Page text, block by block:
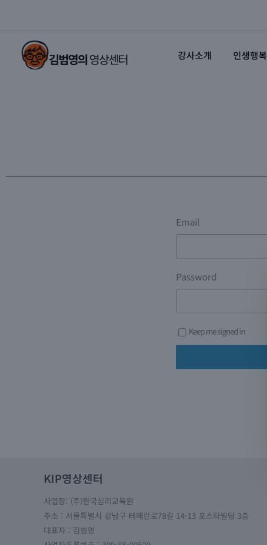
강사소개 인생행복
Email
Password
Keep me signed in
KIP영상센터
사업장: (주)한국심리교육원
주소 : 서울특별시 강남구 테헤란로78길 14-13 포스타빌딩 3층
대표자 : 김범영